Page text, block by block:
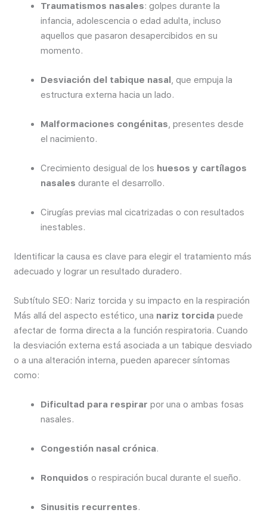
Traumatismos nasales: golpes durante la
infancia, adolescencia o edad adulta, incluso
aquellos que pasaron desapercibidos en su
momento.
Desviación del tabique nasal , que empuja la
estructura externa hacia un lado.
Malformaciones congénitas, presentes desde
el nacimiento.
Crecimiento desigual de los huesos y cartílagos
nasales durante el desarrollo.
Cirugías previas mal cicatrizadas o con resultados
inestables.
Identificar la causa es clave para elegir el tratamiento más
adecuado y lograr un resultado duradero.
Subtítulo SEO: Nariz torcida y su impacto en la respiración
Más allá del aspecto estético, una nariz torcida puede
afectar de forma directa a la función respiratoria. Cuando
la desviación externa está asociada a un tabique desviado
o a una alteración interna, pueden aparecer síntomas
como:
Dificultad para respirar por una o ambas fosas
nasales.
Congestión nasal crónica.
Ronquidos o respiración bucal durante el sueño.
Sinusitis recurrentes.